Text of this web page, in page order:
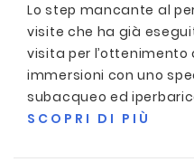
Lo step mancante al
visite che ha già
visita per l’ottenimento
immersioni con uno
subacqueo ed
SCOPRI DI PIÙ